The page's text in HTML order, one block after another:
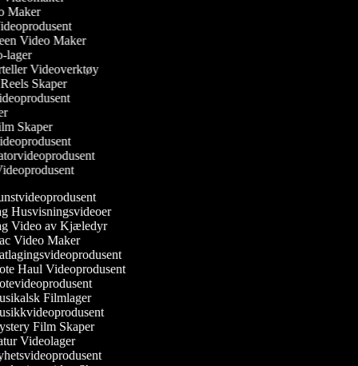
Maker
Video Maker
lager
Videoverktøy
Reels Skaper
Skaper
Husvisningsvideoer
Video av Kjæledyr
Video Maker
Haul Videoprodusent
Filmlager
Film Skaper
Videolager